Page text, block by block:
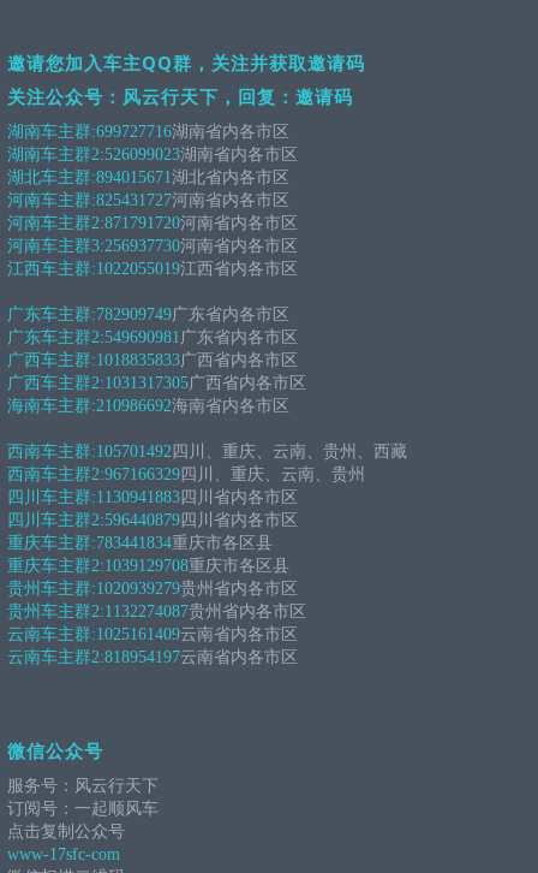
邀请您加入车主QQ群，关注并获取邀请码
关注公众号：风云行天下，回复：邀请码
湖南车主群:699727716湖南省内各市区
湖南车主群2:526099023湖南省内各市区
湖北车主群:894015671湖北省内各市区
河南车主群:825431727河南省内各市区
河南车主群2:871791720河南省内各市区
河南车主群3:256937730河南省内各市区
江西车主群:1022055019江西省内各市区
广东车主群:782909749广东省内各市区
广东车主群2:549690981广东省内各市区
广西车主群:1018835833广西省内各市区
广西车主群2:1031317305广西省内各市区
海南车主群:210986692海南省内各市区
西南车主群:105701492 四川、重庆、云南、贵州、西藏
西南车主群2:967166329 四川、重庆、云南、贵州
四川车主群:1130941883 四川省内各市区
四川车主群2:596440879 四川省内各市区
重庆车主群:783441834重庆市各区县
重庆车主群2:1039129708重庆市各区县
贵州车主群:1020939279贵州省内各市区
贵州车主群2:1132274087贵州省内各市区
云南车主群:1025161409云南省内各市区
云南车主群2:818954197云南省内各市区
微信公众号
服务号：风云行天下
订阅号：一起顺风车
点击复制公众号
www-17sfc-com